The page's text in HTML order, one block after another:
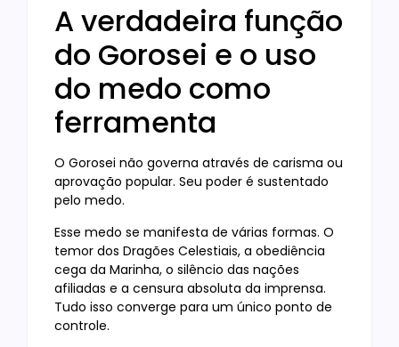
A verdadeira função
do Gorosei e o uso
do medo como
ferramenta
O Gorosei não governa através de carisma ou
aprovação popular. Seu poder é sustentado
pelo medo.
Esse medo se manifesta de várias formas. O
temor dos Dragões Celestiais, a obediência
cega da Marinha, o silêncio das nações
afiliadas e a censura absoluta da imprensa.
Tudo isso converge para um único ponto de
controle.